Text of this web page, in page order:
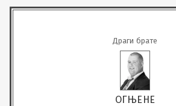
Драги брате
ОГЊЕНЕ